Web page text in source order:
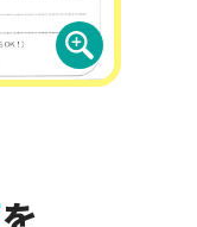
を